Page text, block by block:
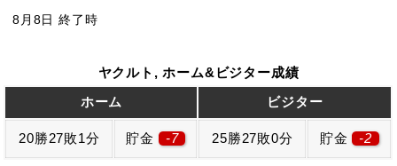
8月8日 終了時
ヤクルト, ホーム&ビジター成績
ホーム ビジター
20勝27敗1分 貯金 -7 25勝27敗0分 貯金 -2